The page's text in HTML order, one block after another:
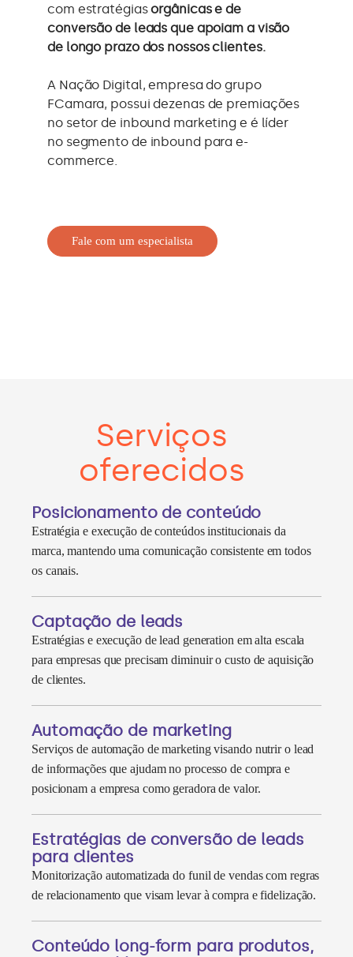
com estratégiasorgânicas e de
conversão de leads que apoiam a visão
de longo prazo dos nossos clientes.
A Nação Digital, empresa do grupo
FCamara, possui dezenas de premiações
no setor de inbound marketing e é líder
no segmento de inbound para e-
commerce.
Fale com um especialista
Serviços
oferecidos
Posicionamento de conteúdo
Estratégia e execução de conteúdos institucionais da
marca, mantendo uma comunicação consistente em todos
os canais.
Captação de leads
Estratégias e execução de lead generation em alta escala
para empresas que precisam diminuir o custo de aquisição
de clientes.
Automação de marketing
Serviços de automação de marketing visando nutrir o lead
de informações que ajudam no processo de compra e
posicionam a empresa como geradora de valor.
Estratégias de conversão de leads
para clientes
Monitorização automatizada do funil de vendas com regras
de relacionamento que visam levar à compra e fidelização.
Conteúdo long-form para produtos,